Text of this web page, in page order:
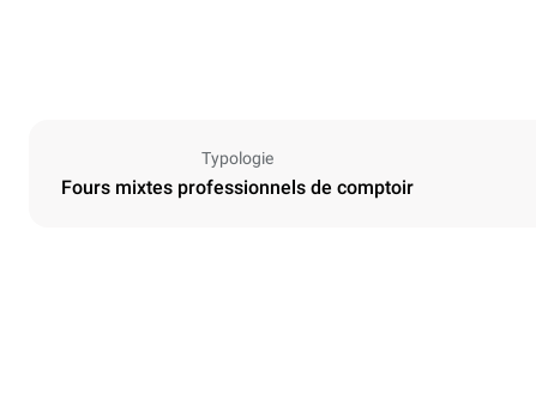
Typologie
Fours mixtes professionnels de comptoir